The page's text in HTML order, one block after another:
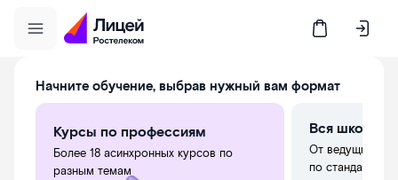
курсов
ученика
Начните обучение, выбрав нужный вам формат
Курсы по профессиям
Более 18 асинхронных курсов по
разным темам
Вся
От ведущих
по стандартам